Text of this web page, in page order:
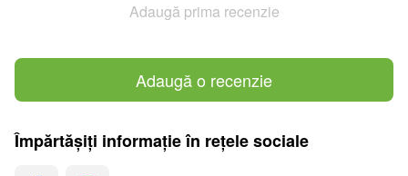
Adaugă prima recenzie
Adaugă o recenzie
Împărtășiți informație în rețele sociale